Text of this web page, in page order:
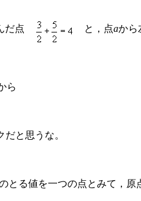
だ点 と，点aから
ら
と思うな。
とる値を一つの点とみて，原